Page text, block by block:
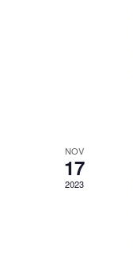
NOV
17
2023